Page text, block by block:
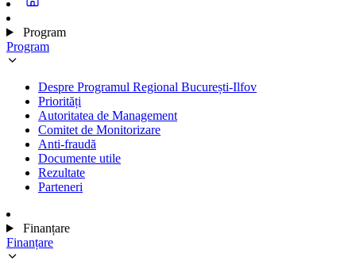
Program
Program
Despre Programul Regional București-Ilfov
Priorități
Autoritatea de Management
Comitet de Monitorizare
Anti-fraudă
Documente utile
Rezultate
Parteneri
Finanțare
Finanțare